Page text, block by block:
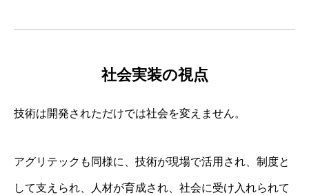
社会実装の視点
技術は開発されただけでは社会を変えません。
アグリテックも同様に、技術が現場で活用され、制度と
して支えられ、人材が育成され、社会に受け入れられて